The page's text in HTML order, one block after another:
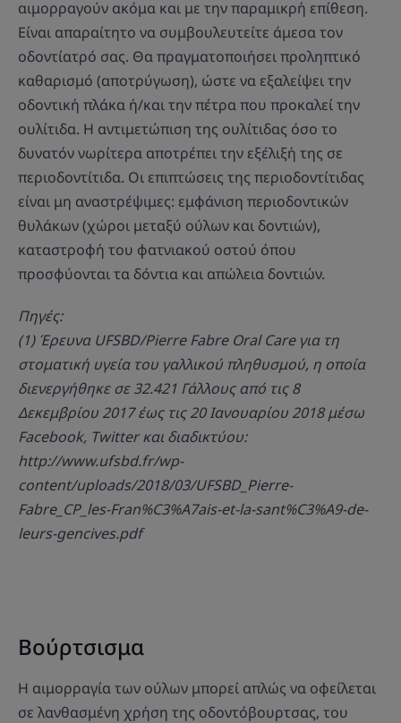
αιμορραγούν ακόμα και με την παραμικρή επίθεση.
Είναι απαραίτητο να συμβουλευτείτε άμεσα τον
οδοντίατρό σας. Θα πραγματοποιήσει προληπτικό
καθαρισμό (αποτρύγωση), ώστε να εξαλείψει την
οδοντική πλάκα ή/και την πέτρα που προκαλεί την
ουλίτιδα. Η αντιμετώπιση της ουλίτιδας όσο το
δυνατόν νωρίτερα αποτρέπει την εξέλιξή της σε
περιοδοντίτιδα. Οι επιπτώσεις της περιοδοντίτιδας
είναι μη αναστρέψιμες: εμφάνιση περιοδοντικών
θυλάκων (χώροι μεταξύ ούλων και δοντιών),
καταστροφή του φατνιακού οστού όπου
προσφύονται τα δόντια και απώλεια δοντιών.
Πηγές:
(1) Έρευνα UFSBD/Pierre Fabre Oral Care για τη
στοματική υγεία του γαλλικού πληθυσμού, η οποία
διενεργήθηκε σε 32.421 Γάλλους από τις 8
Δεκεμβρίου 2017 έως τις 20 Ιανουαρίου 2018 μέσω
Facebook, Twitter και διαδικτύου:
http://www.ufsbd.fr/wp-
content/uploads/2018/03/UFSBD_Pierre-
Fabre_CP_les-Fran%C3%A7ais-et-la-sant%C3%A9-de-
leurs-gencives.pdf
Βούρτσισμα
Η αιμορραγία των ούλων μπορεί απλώς να οφείλεται
σε λανθασμένη χρήση της οδοντόβουρτσας, του